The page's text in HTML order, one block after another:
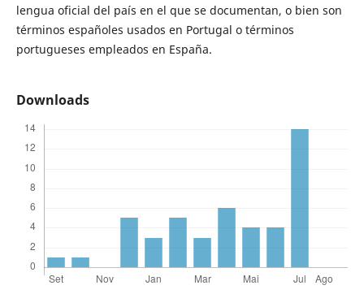
lengua oficial del país en el que se documentan, o bien son
términos españoles usados en Portugal o términos
portugueses empleados en España.
Downloads